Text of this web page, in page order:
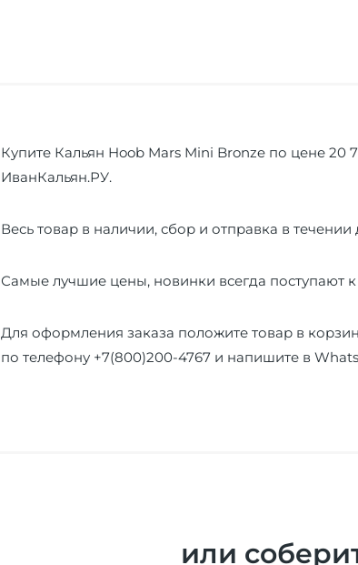
Купите Кальян Hoob Mars Mini Bronze по цене 20
ИванКальян.РУ.
Весь товар в наличии, сбор и отправка в течении
Самые лучшие цены, новинки всегда поступают
Для оформления заказа положите товар в
по телефону +7(800)200-4767 и напишите в
или